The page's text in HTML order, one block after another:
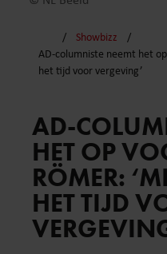
Showbizz
AD-columniste neemt het
het tijd voor vergeving’
AD-
HET OP
RÖMER:
HET TIJD